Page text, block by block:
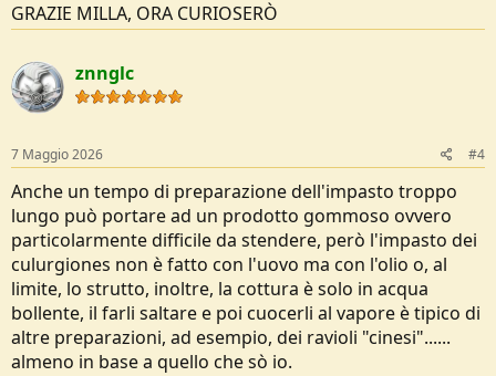
GRAZIE MILLA, ORA CURIOSERÒ
znnglc
7 Maggio 2026 #4
Anche un tempo di preparazione dell'impasto troppo
lungo può portare ad un prodotto gommoso ovvero
particolarmente difficile da stendere, però l'impasto dei
culurgiones non è fatto con l'uovo ma con l'olio o, al
limite, lo strutto, inoltre, la cottura è solo in acqua
bollente, il farli saltare e poi cuocerli al vapore è tipico di
altre preparazioni, ad esempio, dei ravioli "cinesi"......
almeno in base a quello che sò io.